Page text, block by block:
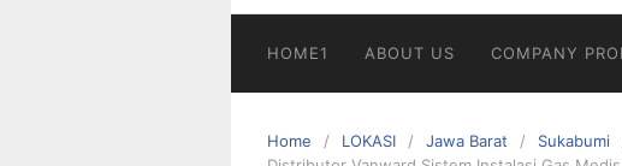
HOME1 ABOUT US COMPANY
Home LOKASI Jawa Barat Sukabumi